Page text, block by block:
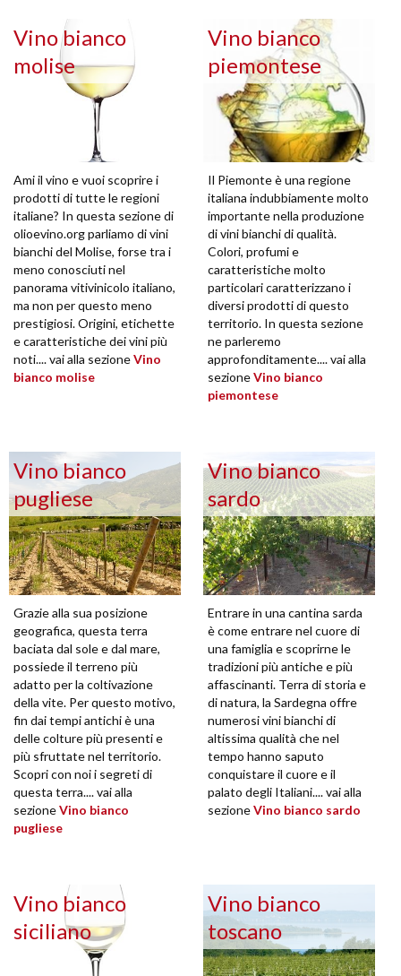
Vino bianco
molise
Ami il vino e vuoi scoprire i
prodotti di tutte le regioni
italiane? In questa sezione di
olioevino.org parliamo di vini
bianchi del Molise, forse tra i
meno conosciuti nel
panorama vitivinicolo italiano,
ma non per questo meno
prestigiosi. Origini, etichette
e caratteristiche dei vini più
noti.... vai alla sezioneVino
bianco molise
Vino bianco
piemontese
Il Piemonte è una regione
italiana indubbiamente molto
importante nella produzione
di vini bianchi di qualità.
Colori, profumi e
caratteristiche molto
particolari caratterizzano i
diversi prodotti di questo
territorio. In questa sezione
ne parleremo
approfonditamente.... vai alla
sezioneVino bianco
piemontese
Vino bianco
pugliese
Grazie alla sua posizione
geografica, questa terra
baciata dal sole e dal mare,
possiede il terreno più
adatto per la coltivazione
della vite. Per questo motivo,
fin dai tempi antichi è una
delle colture più presenti e
più sfruttate nel territorio.
Scopri con noi i segreti di
questa terra.... vai alla
sezioneVino bianco
pugliese
Vino bianco
sardo
Entrare in una cantina sarda
è come entrare nel cuore di
una famiglia e scoprirne le
tradizioni più antiche e più
affascinanti. Terra di storia e
di natura, la Sardegna offre
numerosi vini bianchi di
altissima qualità che nel
tempo hanno saputo
conquistare il cuore e il
palato degli Italiani.... vai alla
sezioneVino bianco sardo
Vino bianco
siciliano
Vino bianco
toscano